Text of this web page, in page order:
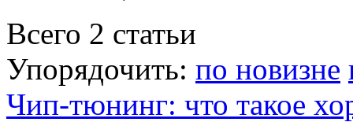
Всего 2 статьи
Упорядочить: по новизне
Чип-тюнинг: что такое